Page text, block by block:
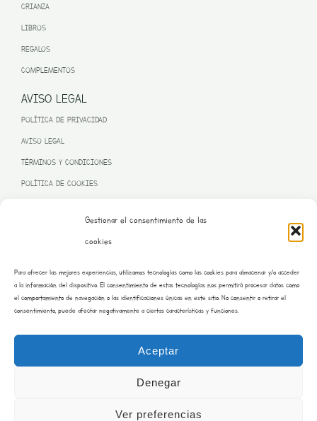
Gestionar el consentimiento de las
cookies
Para ofrecer las mejores experiencias, utilizamos tecnologías como las cookies para almacenar y/o acceder
a la información del dispositivo. El consentimiento de estas tecnologías nos permitirá procesar datos como
el comportamiento de navegación o las identificaciones únicas en este sitio. No consentir o retirar el
consentimiento, puede afectar negativamente a ciertas características y funciones.
Aceptar
Denegar
Ver preferencias
CRIANZA
LIBROS
REGALOS
COMPLEMENTOS
AVISO LEGAL
POLÍTICA DE PRIVACIDAD
AVISO LEGAL
TÉRMINOS Y CONDICIONES
POLÍTICA DE COOKIES
– NEXT GENERATION EU